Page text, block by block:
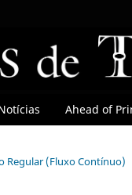
Ahead of
Regular (Fluxo Contínuo)